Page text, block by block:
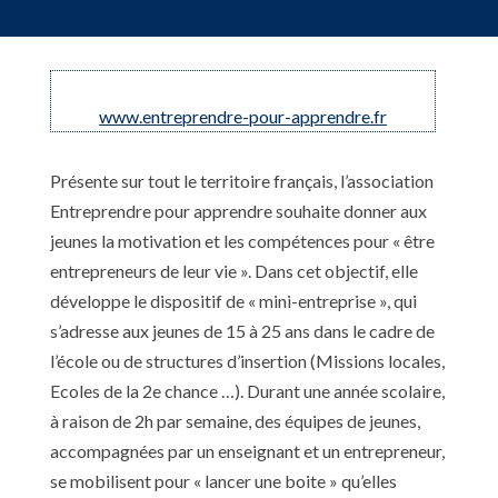
www.entreprendre-pour-apprendre.fr
Présente sur tout le territoire français, l’association
Entreprendre pour apprendre souhaite donner aux
jeunes la motivation et les compétences pour « être
entrepreneurs de leur vie ». Dans cet objectif, elle
développe le dispositif de « mini-entreprise », qui
s’adresse aux jeunes de 15 à 25 ans dans le cadre de
l’école ou de structures d’insertion (Missions locales,
Ecoles de la 2e chance …). Durant une année scolaire,
à raison de 2h par semaine, des équipes de jeunes,
accompagnées par un enseignant et un entrepreneur,
se mobilisent pour « lancer une boite » qu’elles